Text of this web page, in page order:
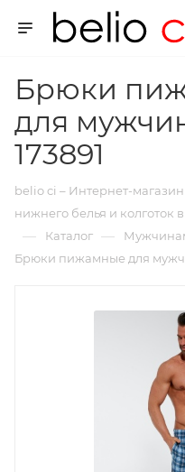
Брюки
для
173891
belio ci – Интернет-
нижнего белья и колготок
— Каталог —
Брюки пижамные для